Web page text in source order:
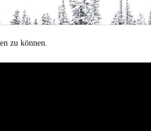
zu können.